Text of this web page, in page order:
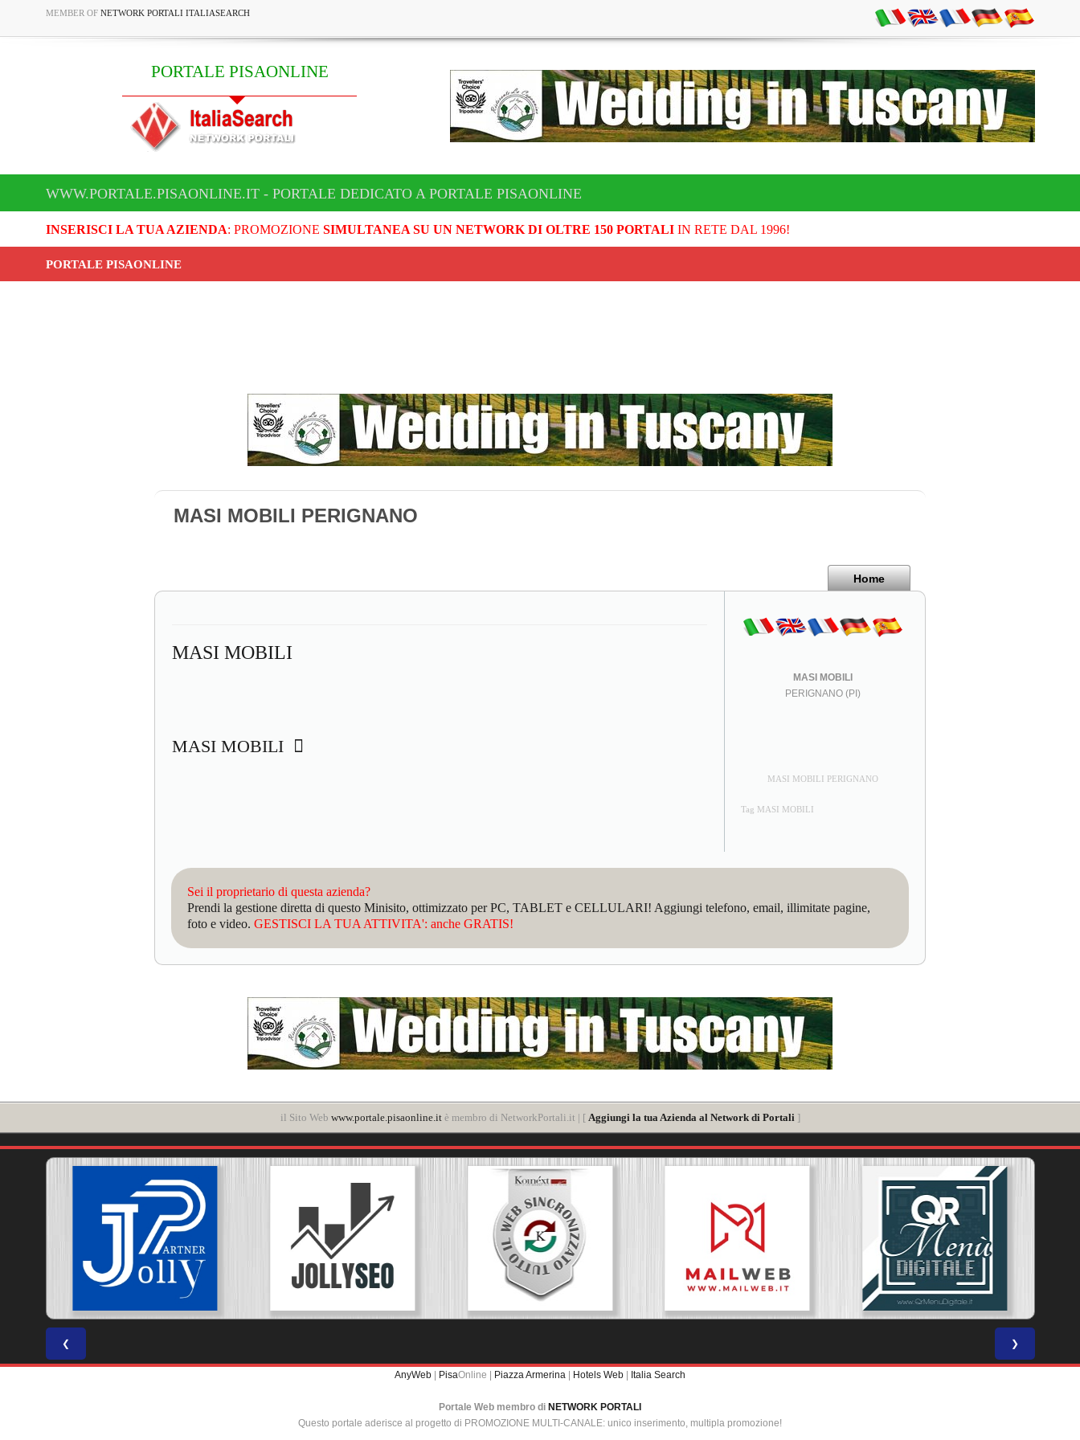
MEMBER OF NETWORK PORTALI ITALIASEARCH
PORTALE PISAONLINE
WWW.PORTALE.PISAONLINE.IT - PORTALE DEDICATO A PORTALE PISAONLINE
INSERISCI LA TUA AZIENDA: PROMOZIONE SIMULTANEA SU UN NETWORK DI OLTRE 150 PORTALIIN RETE DAL 1996!
PORTALE PISAONLINE
MASI MOBILI PERIGNANO
Home
MASI MOBILI
MASI MOBILI
MASI MOBILI
PERIGNANO (PI)
MASI MOBILI PERIGNANO
Tag MASI MOBILI
Sei il proprietario di questa azienda?
Prendi la gestione diretta di questo Minisito, ottimizzato per PC, TABLET e CELLULARI! Aggiungi telefono, email, illimitate pagine,
foto e video. GESTISCI LA TUA ATTIVITA': anche GRATIS!
il Sito Web www.portale.pisaonline.itè membro di NetworkPortali.it | [ Aggiungi la tua Azienda al Network di Portali ]
❮ ❯
AnyWeb | PisaOnline | Piazza Armerina | Hotels Web | Italia Search
Portale Web membro di NETWORK PORTALI
Questo portale aderisce al progetto di PROMOZIONE MULTI-CANALE: unico inserimento, multipla promozione!